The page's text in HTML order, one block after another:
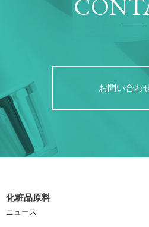
お問い合わ
化粧品原料
ニュース